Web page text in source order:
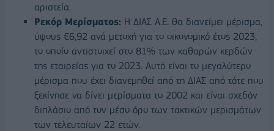
αριστεία.
Ρεκόρ Μερίσματος: Η ΔΙΑΣ Α.Ε. θα διανείμει μέρισμα,
ύψους €6,92 ανά μετοχή για το οικονομικό έτος 2023,
το οποίο αντιστοιχεί στο 81% των καθαρών κερδών
της εταιρείας για το 2023. Αυτό είναι το μεγαλύτερο
μέρισμα που έχει διανεμηθεί από τη ΔΙΑΣ από τότε που
ξεκίνησε να δίνει μερίσματα το 2002 και είναι σχεδόν
διπλάσιο από τον μέσο όρο των τακτικών μερισμάτων
των τελευταίων 22 ετών.